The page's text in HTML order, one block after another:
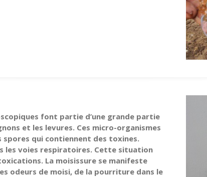
font partie d’une grande partie
et les levures. Ces micro-organismes
qui contiennent des toxines.
les voies respiratoires. Cette situation
La moisissure se manifeste
odeurs de moisi, de la pourriture dans le